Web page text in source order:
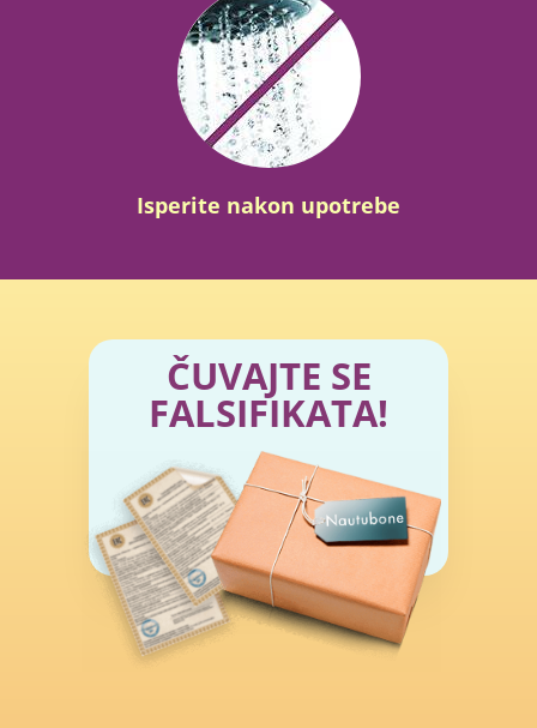
Isperite nakon upotrebe
ČUVAJTE SE
FALSIFIKATA!